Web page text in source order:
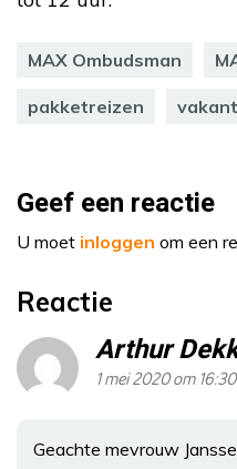
MAX Ombudsman
pakketreizen
Geef een reactie
U moet inloggen om een
Reactie
Arthur
1 mei 2020 om 16:30
Geachte mevrouw